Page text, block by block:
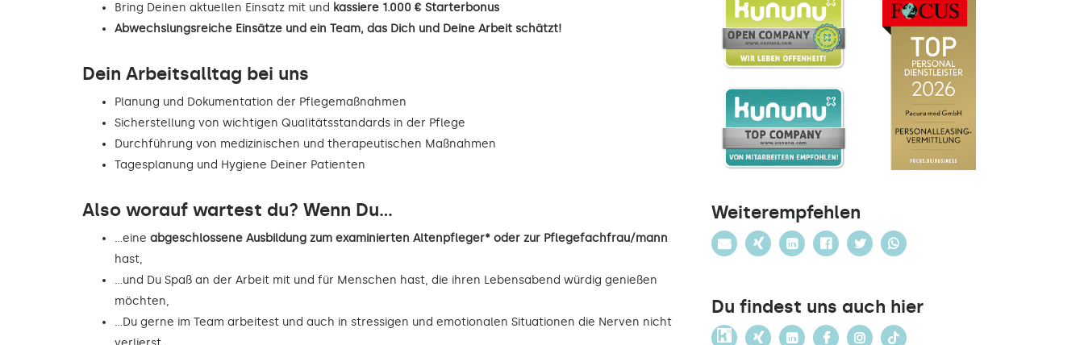
Bring Deinen aktuellen Einsatz mit und kassiere 1.000 € Starterbonus
Abwechslungsreiche Einsätze und ein Team, das Dich und Deine Arbeit schätzt!
Dein Arbeitsalltag bei uns
Planung und Dokumentation der Pflegemaßnahmen
Sicherstellung von wichtigen Qualitätsstandards in der Pflege
Durchführung von medizinischen und therapeutischen Maßnahmen
Tagesplanung und Hygiene Deiner Patienten
Also worauf wartest du? Wenn Du...
…eine abgeschlossene Ausbildung zum examinierten Altenpfleger* oder zur Pflegefachfrau/mann
hast,
…und Du Spaß an der Arbeit mit und für Menschen hast, die ihren Lebensabend würdig genießen
möchten,
…Du gerne im Team arbeitest und auch in stressigen und emotionalen Situationen die Nerven nicht
Weiterempfehlen
Du findest uns auch hier